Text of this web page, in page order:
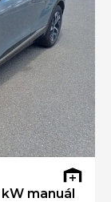
kW manuál